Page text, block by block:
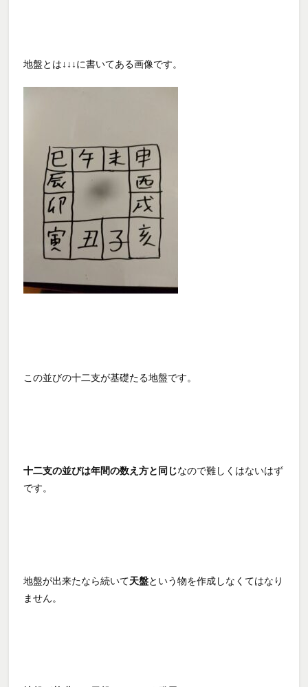
地盤とは↓↓↓に書いてある画像です。
この並びの十二支が基礎たる地盤です。
十二支の並びは年間の数え方と同じなので難しくはないはず
です。
地盤が出来たなら続いて天盤という物を作成しなくてはなり
ません。